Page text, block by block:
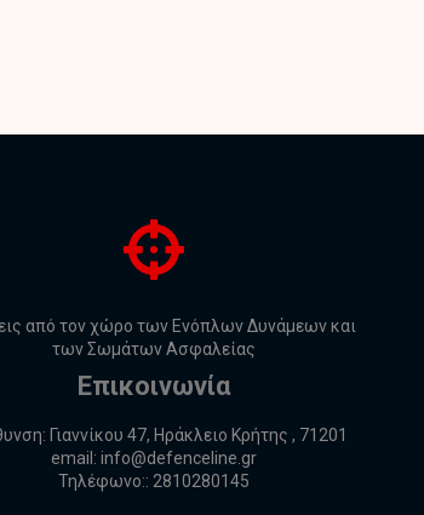
από τον χώρο των Ενόπλων Δυνάμεων και
των Σωμάτων Ασφαλείας
Επικοινωνία
Γιαννίκου 47, Ηράκλειο Κρήτης , 71201
email: info@defenceline.gr
Τηλέφωνο:: 2810280145